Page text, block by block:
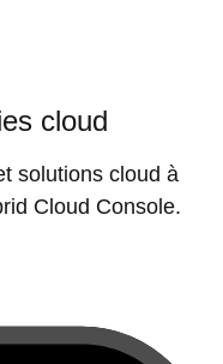
cloud
solutions cloud à
Cloud Console.